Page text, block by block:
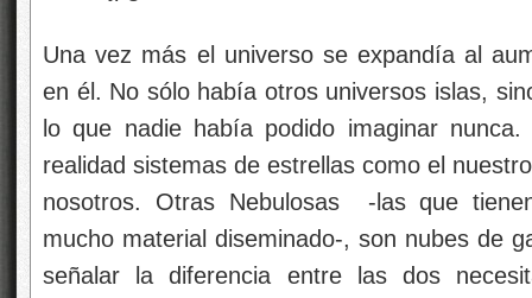
Una vez más el universo se expandía al
en él. No sólo había otros universos islas,
lo que nadie había podido imaginar
realidad sistemas de estrellas como el
nosotros. Otras Nebulosas -las que
mucho material diseminado-, son nubes de
señalar la diferencia entre las dos